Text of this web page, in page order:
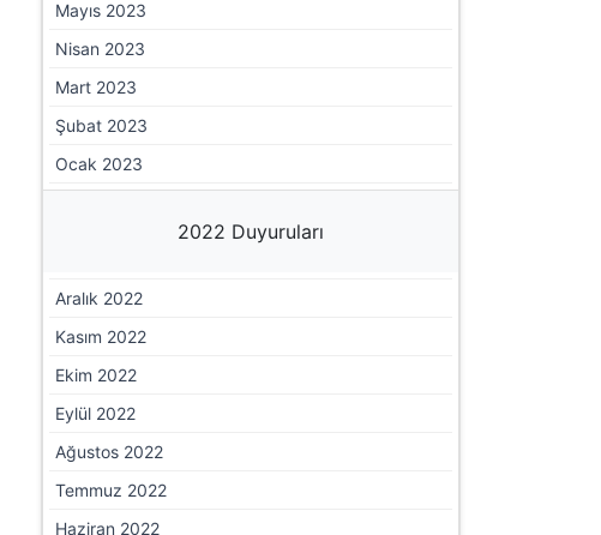
Mayıs 2023
Nisan 2023
Mart 2023
Şubat 2023
Ocak 2023
2022 Duyuruları
Aralık 2022
Kasım 2022
Ekim 2022
Eylül 2022
Ağustos 2022
Temmuz 2022
Haziran 2022